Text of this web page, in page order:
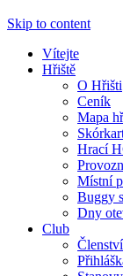
Skip to content
Vítejte
Hřiště
O Hřišti
Ceník
Mapa
Hrací
Místní
Buggy
Dny
Club